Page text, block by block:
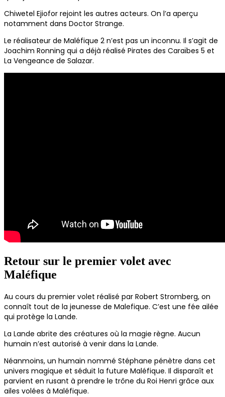
Chiwetel Ejiofor rejoint les autres acteurs. On l’a aperçu
notamment dans Doctor Strange.
Le réalisateur de Maléfique 2 n’est pas un inconnu. Il s’agit de
Joachim Ronning qui a déjà réalisé Pirates des Caraïbes 5 et
La Vengeance de Salazar.
Retour sur le premier volet avec
Maléfique
Au cours du premier volet réalisé par Robert Stromberg, on
connaît tout de la jeunesse de Malefique. C’est une fée ailée
qui protège la Lande.
La Lande abrite des créatures où la magie règne. Aucun
humain n’est autorisé à venir dans la Lande.
Néanmoins, un humain nommé Stéphane pénètre dans cet
univers magique et séduit la future Maléfique. Il disparaît et
parvient en rusant à prendre le trône du Roi Henri grâce aux
ailes volées à Maléfique.